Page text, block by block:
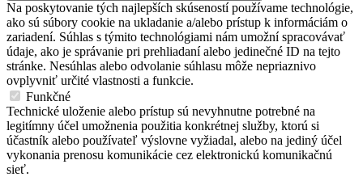
Na poskytovanie tých najlepších skúseností používame technológie,
ako sú súbory cookie na ukladanie a/alebo prístup k informáciám o
zariadení. Súhlas s týmito technológiami nám umožní spracovávať
údaje, ako je správanie pri prehliadaní alebo jedinečné ID na tejto
stránke. Nesúhlas alebo odvolanie súhlasu môže nepriaznivo
ovplyvniť určité vlastnosti a funkcie.
Funkčné
Technické uloženie alebo prístup sú nevyhnutne potrebné na
legitímny účel umožnenia použitia konkrétnej služby, ktorú si
účastník alebo používateľ výslovne vyžiadal, alebo na jediný účel
vykonania prenosu komunikácie cez elektronickú komunikačnú
sieť.